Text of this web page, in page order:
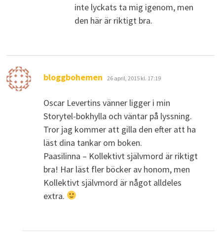
inte lyckats ta mig igenom, men
den här är riktigt bra.
bloggbohemen skriver:
26 april, 2015 kl. 17:19
Oscar Levertins vänner ligger i min
Storytel-bokhylla och väntar på lyssning.
Tror jag kommer att gilla den efter att ha
läst dina tankar om boken.
Paasilinna – Kollektivt självmord är riktigt
bra! Har läst fler böcker av honom, men
Kollektivt självmord är något alldeles
extra.